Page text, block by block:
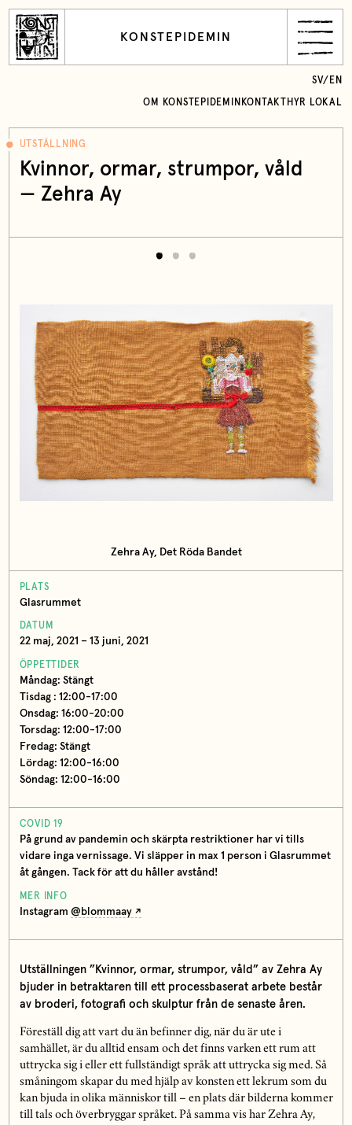
KONSTEPIDEMIN
OM KONSTEPIDEMIN KONTAKT HYR LOKAL
SV/ EN
UTSTÄLLNING
Kvinnor, ormar, strumpor, våld
— Zehra Ay
Zehra Ay, Det Röda Bandet
PLATS
Glasrummet
DATUM
22 maj, 2021 – 13 juni, 2021
ÖPPETTIDER
Måndag: Stängt
Tisdag : 12:00-17:00
Onsdag: 16:00-20:00
Torsdag: 12:00-17:00
Fredag: Stängt
Lördag: 12:00-16:00
Söndag: 12:00-16:00
COVID 19
På grund av pandemin och skärpta restriktioner har vi tills
vidare inga vernissage. Vi släpper in max 1 person i Glasrummet
åt gången. Tack för att du håller avstånd!
MER INFO
Instagram @blommaay
Utställningen ”Kvinnor, ormar, strumpor, våld” av Zehra Ay
bjuder in betraktaren till ett processbaserat arbete består
av broderi, fotografi och skulptur från de senaste åren.
Föreställ dig att vart du än befinner dig, när du är ute i
samhället, är du alltid ensam och det finns varken ett rum att
uttrycka sig i eller ett fullständigt språk att uttrycka sig med. Så
småningom skapar du med hjälp av konsten ett lekrum som du
kan bjuda in olika människor till – en plats där bilderna kommer
till tals och överbryggar språket. På samma vis har Zehra Ay,